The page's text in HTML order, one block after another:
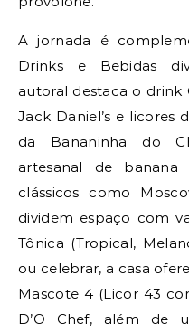
A jornada é
Drinks e Bebidas
autoral destaca o drink
Jack Daniel’s e licores
da Bananinha do
artesanal de
clássicos como
dividem espaço com
Tônica (Tropical,
ou celebrar, a casa
Mascote 4 (Licor 43
D’O Chef, além de